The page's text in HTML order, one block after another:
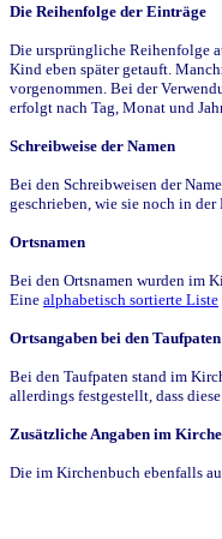
Die Reihenfolge der Einträge
Die ursprüngliche Reihenfolge
Kind eben später getauft.
vorgenommen. Bei der
erfolgt nach Tag, Monat und
Schreibweise der Namen
Bei den Schreibweisen der
geschrieben, wie sie noch in
Ortsnamen
Bei den Ortsnamen wurden im
Eine alphabetisch sortierte Liste
Ortsangaben bei den Taufpaten
Bei den Taufpaten stand im
allerdings festgestellt, dass
Zusätzliche Angaben im
Die im Kirchenbuch ebenfalls